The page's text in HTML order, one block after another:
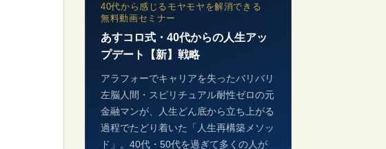
40代から感じるモヤモヤを解消できる
無料動画セミナー
あすコロ式・40代からの人生アッ
プデート【新】戦略
アラフォーでキャリアを失ったバリバリ
左脳人間・スピリチュアル耐性ゼロの元
金融マンが、人生どん底から立ち上がる
過程でたどり着いた「人生再構築メソッ
ド」。40代・50代を過ぎて多くの人が